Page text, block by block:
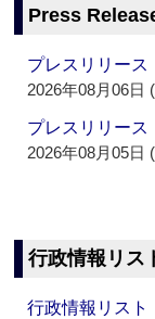
Press
プレスリリー
2026年08月06日
プレスリリー
2026年08月05日
行政情報リス
行政情報リス